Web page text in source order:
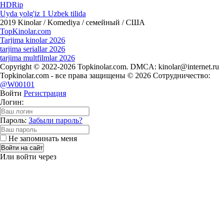
HDRip
Uyda yolg'iz 1 Uzbek tilida
2019 Kinolar / Komediya / семейный / США
TopKinolar.com
Tarjima kinolar 2026
tarjima seriallar 2026
tarjima multfilmlar 2026
Copyright © 2022-2026 Topkinolar.com. DMCA: kinolar@internet.ru
Topkinolar.com - все права защищены © 2026 Сотрудничество:
@W00101
Войти Регистрация
Логин:
Пароль: Забыли пароль?
Не запоминать меня
Войти на сайт
Или войти через